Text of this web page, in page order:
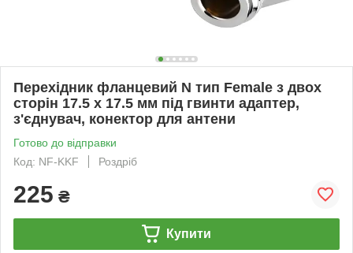
Перехідник фланцевий N тип Female з двох
сторін 17.5 х 17.5 мм під гвинти адаптер,
з'єднувач, конектор для антени
Готово до відправки
Код: NF-KKF
Роздріб
225 ₴
Купити